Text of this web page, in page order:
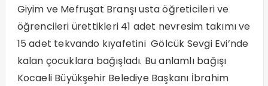
Giyim ve Mefruşat Branşı usta öğreticileri ve
öğrencileri ürettikleri 41 adet nevresim takımı ve
15 adet tekvando kıyafetini Gölcük Sevgi Evi’nde
kalan çocuklara bağışladı. Bu anlamlı bağışı
Kocaeli Büyükşehir Belediye Başkanı İbrahim